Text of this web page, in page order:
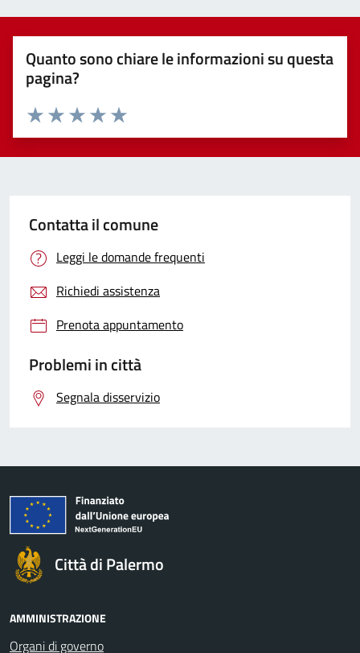
Quanto sono chiare le informazioni su questa
pagina?
Valuta 5 stelle su 5
Valuta 4 stelle su 5
Valuta 3 stelle su 5
Valuta 2 stelle su 5
Valuta 1 stelle su 5
Contatta il comune
Leggi le domande frequenti
Richiedi assistenza
Prenota appuntamento
Problemi in città
Segnala disservizio
Città di Palermo
AMMINISTRAZIONE
Organi di governo